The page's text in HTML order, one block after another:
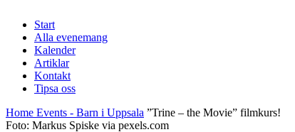
Start
Alla evenemang
Kalender
Artiklar
Kontakt
Tipsa oss
Home Events - Barn i Uppsala ”Trine – the Movie” filmkurs!
Foto: Markus Spiske via pexels.com